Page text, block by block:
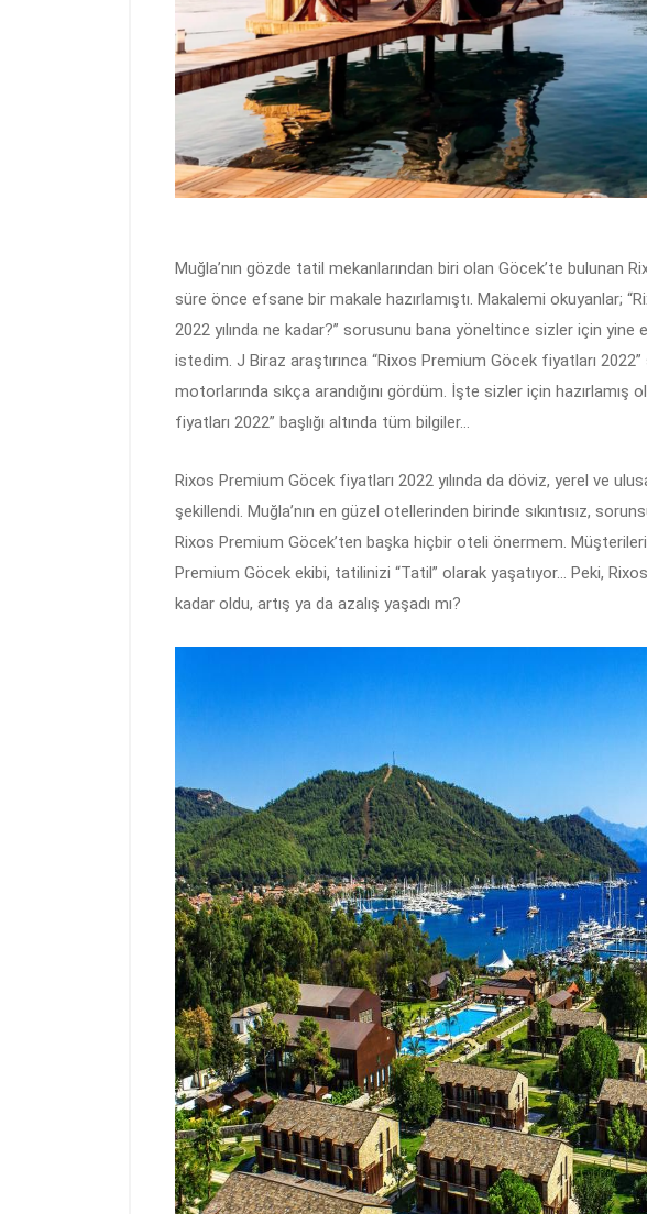
Muğla’nın gözde tatil mekanlarından biri olan Göcek’te bulunan
süre önce efsane bir makale hazırlamıştı. Makalemi okuyanlar;
2022 yılında ne kadar?” sorusunu bana yöneltince sizler için yine
istedim. J Biraz araştırınca “Rixos Premium Göcek fiyatları
motorlarında sıkça arandığını gördüm. İşte sizler için hazırlamış
fiyatları 2022” başlığı altında tüm bilgiler…
Rixos Premium Göcek fiyatları 2022 yılında da döviz, yerel ve
şekillendi. Muğla’nın en güzel otellerinden birinde sıkıntısız,
Rixos Premium Göcek’ten başka hiçbir oteli önermem.
Premium Göcek ekibi, tatilinizi “Tatil” olarak yaşatıyor… Peki,
kadar oldu, artış ya da azalış yaşadı mı?